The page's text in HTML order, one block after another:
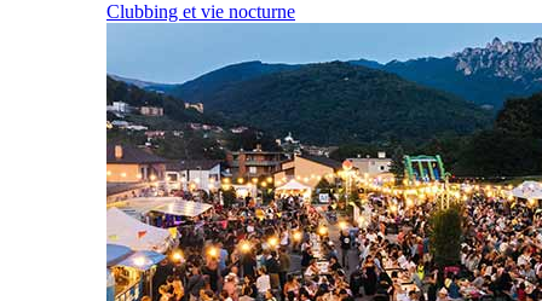
Clubbing et vie nocturne